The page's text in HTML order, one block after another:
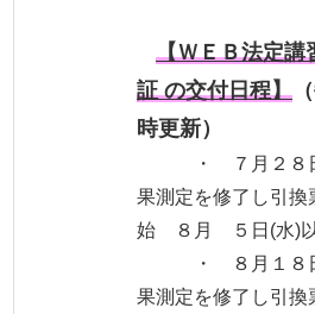
【ＷＥＢ法定講
証 の交付日程】
時更新）
・ ７月２８日(
果測定を修了し引
始 ８月 ５日(水)
・ ８月１８日(
果測定を修了し引